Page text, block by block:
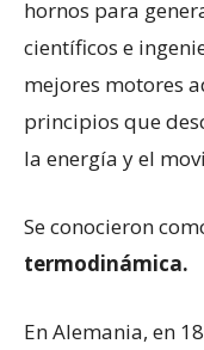
hornos para
científicos e
mejores motores
principios que
la energía y el
Se conocieron
termodinámica.
En Alemania, en